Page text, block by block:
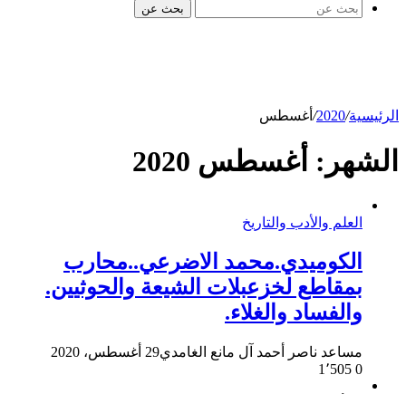
بحث عن
الرئيسية/
2020
/ أغسطس
الشهر: أغسطس 2020
العلم والأدب والتاريخ
الكوميدي.محمد الاضرعي..محارب
بمقاطع لخزعبلات الشيعة والحوثيين.
والفساد والغلاء.
مساعد ناصر أحمد آل مانع الغامدي29 أغسطس، 2020
0